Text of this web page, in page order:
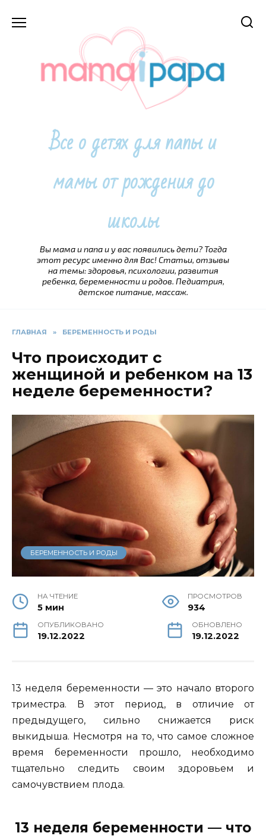
Все о детях для папы и
мамы от рождения до
школы
Вы мама и папа и у вас появились дети? Тогда
этот ресурс именно для Вас! Статьи, отзывы
на темы: здоровья, психологии, развития
ребенка, беременности и родов. Педиатрия,
детское питание, массаж.
ГЛАВНАЯ » БЕРЕМЕННОСТЬ И РОДЫ
Что происходит с
женщиной и ребенком на 13
неделе беременности?
БЕРЕМЕННОСТЬ И РОДЫ
НА ЧТЕНИЕ
5 мин
ПРОСМОТРОВ
934
ОПУБЛИКОВАНО
19.12.2022
ОБНОВЛЕНО
19.12.2022
13 неделя беременности — это начало второго
триместра. В этот период, в отличие от
предыдущего, сильно снижается риск
выкидыша. Несмотря на то, что самое сложное
время беременности прошло, необходимо
тщательно следить своим здоровьем и
самочувствием плода.
13 неделя беременности — что